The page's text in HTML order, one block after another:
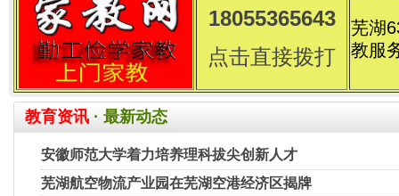
18055365643
点击直接拨打
芜湖
教服
教育资讯 · 最新动态
安徽师范大学着力培养理科拔尖创新人才
芜湖航空物流产业园在芜湖空港经济区揭牌